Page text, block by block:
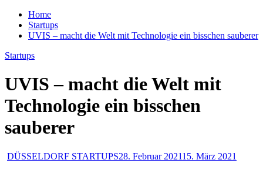
Home
Startups
UVIS – macht die Welt mit Technologie ein bisschen sauberer
Startups
UVIS – macht die Welt mit
Technologie ein bisschen
sauberer
DÜSSELDORF STARTUPS28. Februar 202115. März 2021